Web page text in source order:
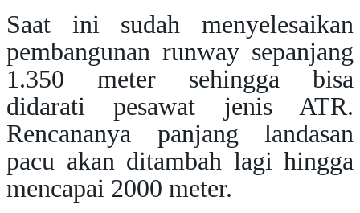
Saat ini sudah menyelesaikan
pembangunan runway sepanjang
1.350 meter sehingga bisa
didarati pesawat jenis ATR.
Rencananya panjang landasan
pacu akan ditambah lagi hingga
mencapai 2000 meter.